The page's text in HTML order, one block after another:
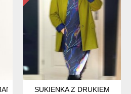
SUKIENKA Z DRUKIEM